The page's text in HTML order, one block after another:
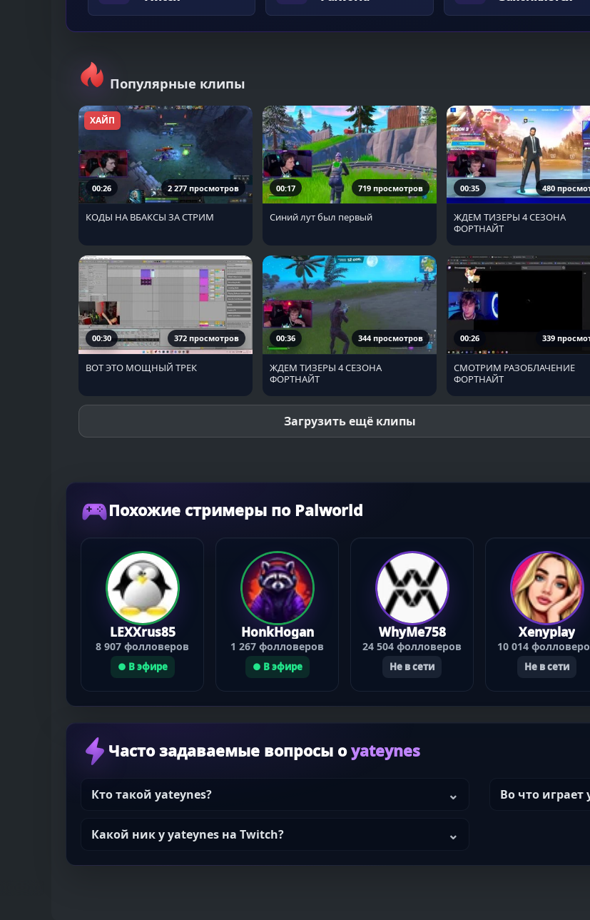
Популярные клипы
ХАЙП
00:26 2 277 просмотров
КОДЫ НА ВБАКСЫ ЗА СТРИМ
00:17 719 просмотров
Синий лут был первый
00:35 480
ЖДЕМ ТИЗЕРЫ 4 СЕЗОНА
ФОРТНАЙТ
00:30 372 просмотров
ВОТ ЭТО МОЩНЫЙ ТРЕК
00:36 344 просмотров
ЖДЕМ ТИЗЕРЫ 4 СЕЗОНА
ФОРТНАЙТ
00:26 339
СМОТРИМ РАЗОБЛАЧЕНИЕ
ФОРТНАЙТ
Загрузить ещё клипы
Похожие стримеры по Palworld
LEXXrus85
8 907 фолловеров
● В эфире
HonkHogan
1 267 фолловеров
● В эфире
WhyMe758
24 504 фолловеров
Не в сети
Xenyplay
10 014
Не в сети
Часто задаваемые вопросы оyateynes
Кто такой yateynes? Во что играет
Какой ник у yateynes на Twitch?